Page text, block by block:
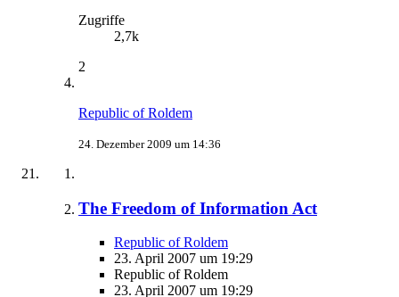
Zugriffe
2,7k
2
Republic of Roldem
24. Dezember 2009 um 14:36
The Freedom of Information Act
Republic of Roldem
23. April 2007 um 19:29
Republic of Roldem
23. April 2007 um 19:29